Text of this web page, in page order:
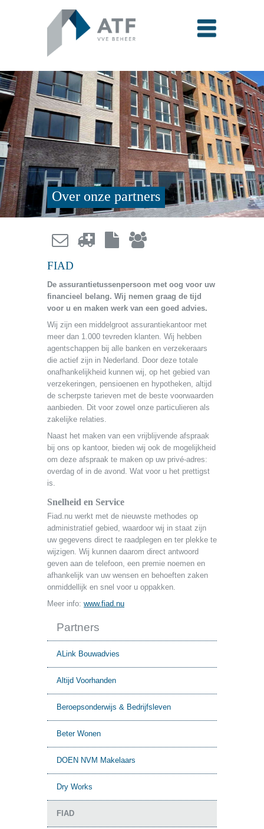
Over onze partners
   
FIAD
De assurantietussenpersoon met oog voor uw
financieel belang. Wij nemen graag de tijd
voor u en maken werk van een goed advies.
Wij zijn een middelgroot assurantiekantoor met
meer dan 1.000 tevreden klanten. Wij hebben
agentschappen bij alle banken en verzekeraars
die actief zijn in Nederland. Door deze totale
onafhankelijkheid kunnen wij, op het gebied van
verzekeringen, pensioenen en hypotheken, altijd
de scherpste tarieven met de beste voorwaarden
aanbieden. Dit voor zowel onze particulieren als
zakelijke relaties.
Naast het maken van een vrijblijvende afspraak
bij ons op kantoor, bieden wij ook de mogelijkheid
om deze afspraak te maken op uw privé-adres:
overdag of in de avond. Wat voor u het prettigst
is.
Snelheid en Service
Fiad.nu werkt met de nieuwste methodes op
administratief gebied, waardoor wij in staat zijn
uw gegevens direct te raadplegen en ter plekke te
wijzigen. Wij kunnen daarom direct antwoord
geven aan de telefoon, een premie noemen en
afhankelijk van uw wensen en behoeften zaken
onmiddellijk en snel voor u oppakken.
Meer info: www.fiad.nu
Partners
ALink Bouwadvies
Altijd Voorhanden
Beroepsonderwijs & Bedrijfsleven
Beter Wonen
DOEN NVM Makelaars
Dry Works
FIAD